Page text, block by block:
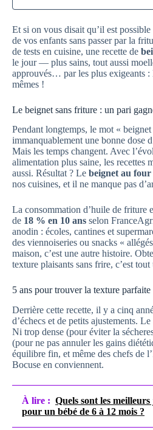
Et si on vous disait qu’il est
de vos enfants sans passer par la
de tests en cuisine, une recette de
le jour — plus sains, tout aussi
approuvés… par les plus exigeants :
mêmes !
Le beignet sans friture : un pari
Pendant longtemps, le mot «
immanquablement une bonne dose
Mais les temps changent. Avec
alimentation plus saine, les recettes
aussi. Résultat ? Le beignet au four
nos cuisines, et il ne manque pas
La consommation d’huile de friture
de 18 % en 10 ans selon
anodin : écoles, cantines et
des viennoiseries ou snacks «
maison, c’est une autre histoire.
texture plaisants sans frire, c’est
5 ans pour trouver la texture parfaite
Derrière cette recette, il y a cinq
d’échecs et de petits ajustements.
Ni trop dense (pour éviter la
(pour ne pas annuler les gains
équilibre fin, et même des chefs de
Bocuse en conviennent.
À lire : Quels sont les meilleurs
pour un bébé de 6 à 12 mois ?